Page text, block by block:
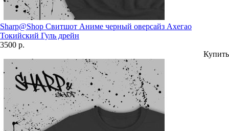
Sharp@Shop Свитшот Аниме черный оверсайз Ахегао
Токийский Гуль дрейн
3500 р.
Купить